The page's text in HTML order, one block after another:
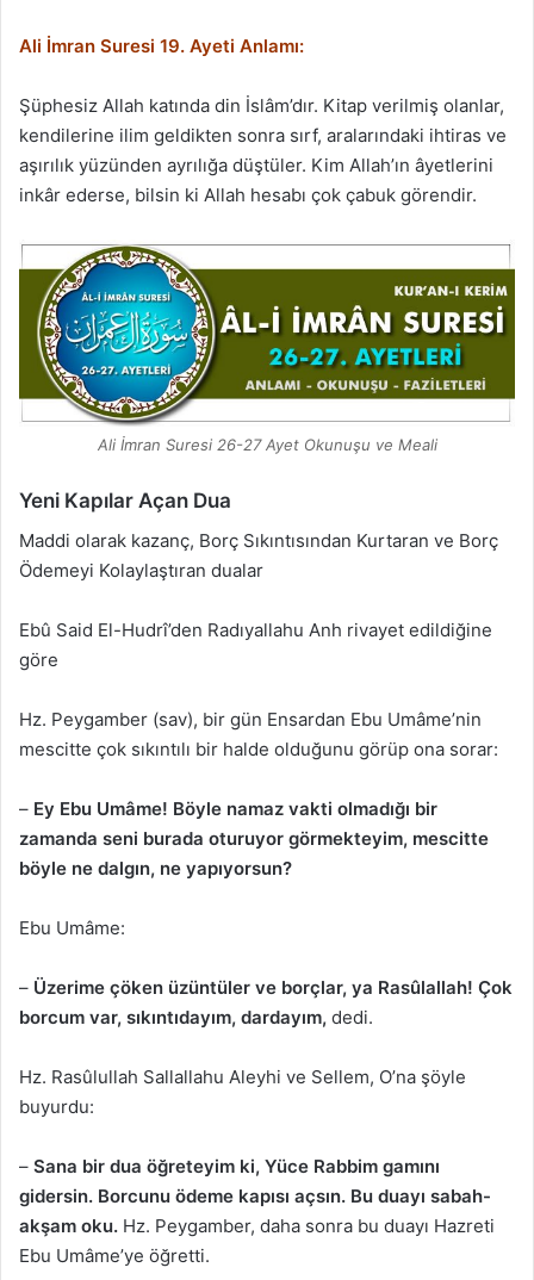
Ali İmran Suresi 19. Ayeti Anlamı:
Şüphesiz Allah katında din İslâm’dır. Kitap verilmiş olanlar,
kendilerine ilim geldikten sonra sırf, aralarındaki ihtiras ve
aşırılık yüzünden ayrılığa düştüler. Kim Allah’ın âyetlerini
inkâr ederse, bilsin ki Allah hesabı çok çabuk görendir.
Ali İmran Suresi 26-27 Ayet Okunuşu ve Meali
Yeni Kapılar Açan Dua
Maddi olarak kazanç, Borç Sıkıntısından Kurtaran ve Borç
Ödemeyi Kolaylaştıran dualar
Ebû Said El-Hudrî’den Radıyallahu Anh rivayet edildiğine
göre
Hz. Peygamber (sav), bir gün Ensardan Ebu Umâme’nin
mescitte çok sıkıntılı bir halde olduğunu görüp ona sorar:
– Ey Ebu Umâme! Böyle namaz vakti olmadığı bir
zamanda seni burada oturuyor görmekteyim, mescitte
böyle ne dalgın, ne yapıyorsun?
Ebu Umâme:
– Üzerime çöken üzüntüler ve borçlar, ya Rasûlallah! Çok
borcum var, sıkıntıdayım, dardayım, dedi.
Hz. Rasûlullah Sallallahu Aleyhi ve Sellem, O’na şöyle
buyurdu:
– Sana bir dua öğreteyim ki, Yüce Rabbim gamını
gidersin. Borcunu ödeme kapısı açsın. Bu duayı sabah-
akşam oku. Hz. Peygamber, daha sonra bu duayı Hazreti
Ebu Umâme’ye öğretti.